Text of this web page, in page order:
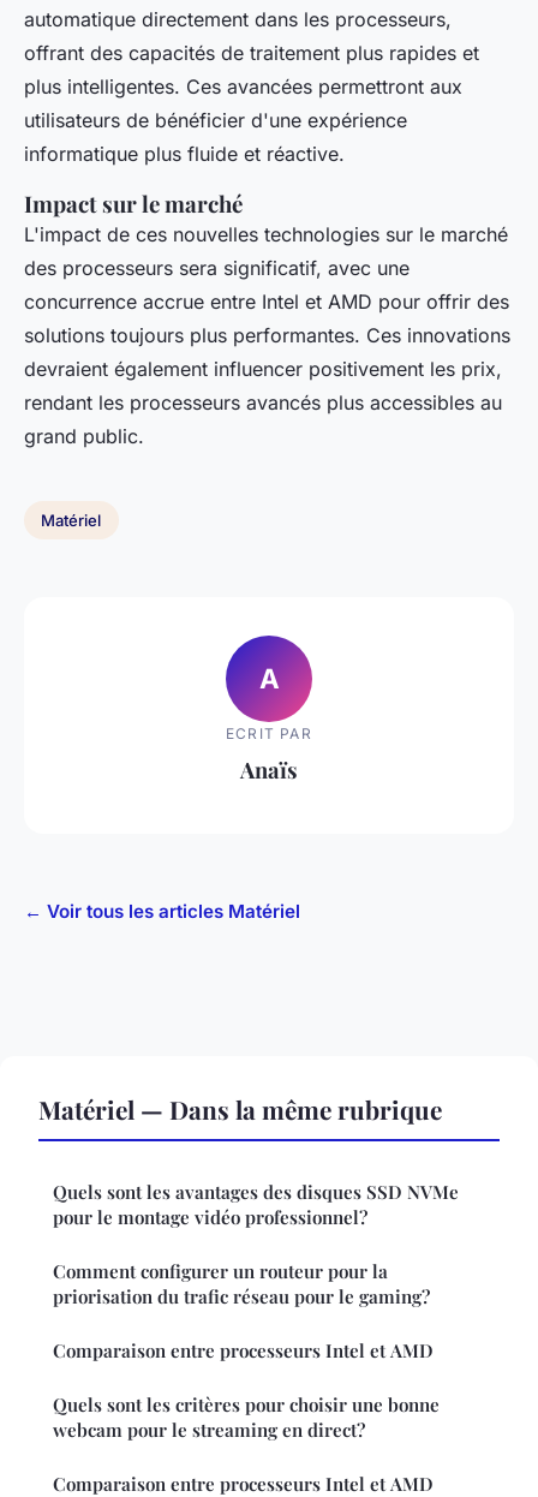
automatique directement dans les processeurs,
offrant des capacités de traitement plus rapides et
plus intelligentes. Ces avancées permettront aux
utilisateurs de bénéficier d'une expérience
informatique plus fluide et réactive.
Impact sur le marché
L'impact de ces nouvelles technologies sur le marché
des processeurs sera significatif, avec une
concurrence accrue entre Intel et AMD pour offrir des
solutions toujours plus performantes. Ces innovations
devraient également influencer positivement les prix,
rendant les processeurs avancés plus accessibles au
grand public.
Matériel
A
ECRIT PAR
Anaïs
← Voir tous les articles Matériel
Matériel — Dans la même rubrique
Quels sont les avantages des disques SSD NVMe
pour le montage vidéo professionnel?
Comment configurer un routeur pour la
priorisation du trafic réseau pour le gaming?
Comparaison entre processeurs Intel et AMD
Quels sont les critères pour choisir une bonne
webcam pour le streaming en direct?
Comparaison entre processeurs Intel et AMD